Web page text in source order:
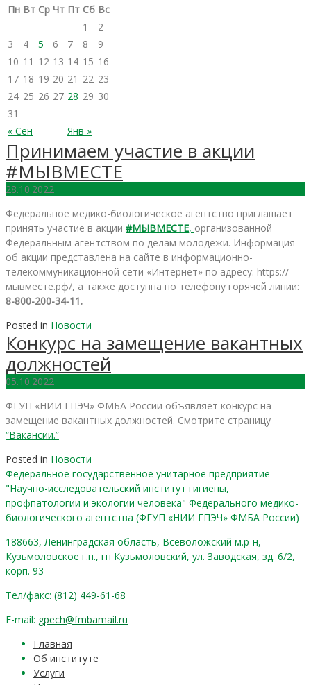
Пн Вт Ср Чт Пт Сб Вс
« Сен Янв »
1
2
3
4 5 6 7 8
9
10 11 12 13 14 15 16
17 18 19 20 21 22 23
24 25 26 27 28 29 30
31
Принимаем участие в акции
#МЫВМЕСТЕ
28.10.2022
Федеральное медико-биологическое агентство приглашает
принять участие в акции #МЫВМЕСТЕ, организованной
Федеральным агентством по делам молодежи. Информация
об акции представлена на сайте в информационно-
телекоммуникационной сети «Интернет» по адресу: https://
мывместе.рф/, а также доступна по телефону горячей линии:
8-800-200-34-11.
Posted in Новости
Конкурс на замещение вакантных
должностей
05.10.2022
ФГУП «НИИ ГПЭЧ» ФМБА России объявляет конкурс на
замещение вакантных должностей. Смотрите страницу
“Вакансии.”
Posted in Новости
Федеральное государственное унитарное предприятие
"Научно-исследовательский институт гигиены,
профпатологии и экологии человека" Федерального медико-
биологического агентства (ФГУП «НИИ ГПЭЧ» ФМБА России)
188663, Ленинградская область, Всеволожский м.р-н,
Кузьмоловское г.п., гп Кузьмоловский, ул. Заводская, зд. 6/2,
корп. 93
Тел/факс: (812) 449-61-68
E-mail: gpech@fmbamail.ru
Главная
Об институте
Услуги